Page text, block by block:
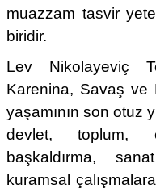
muazzam tasvir
biridir.
Lev Nikolayeviç
Karenina, Savaş ve
yaşamının son otuz
devlet, toplum,
başkaldırma,
kuramsal